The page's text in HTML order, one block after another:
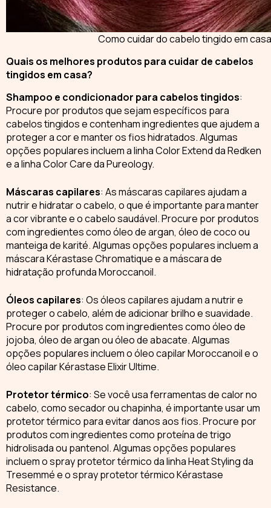
Como cuidar do cabelo tingido em
Quais os melhores produtos para cuidar de cabelos
tingidos em casa?
Shampoo e condicionador para cabelos tingidos:
Procure por produtos que sejam específicos para
cabelos tingidos e contenham ingredientes que ajudem a
proteger a cor e manter os fios hidratados. Algumas
opções populares incluem a linha Color Extend da Redken
e a linha Color Care da Pureology.
Máscaras capilares: As máscaras capilares ajudam a
nutrir e hidratar o cabelo, o que é importante para manter
a cor vibrante e o cabelo saudável. Procure por produtos
com ingredientes como óleo de argan, óleo de coco ou
manteiga de karité. Algumas opções populares incluem a
máscara Kérastase Chromatique e a máscara de
hidratação profunda Moroccanoil.
Óleos capilares: Os óleos capilares ajudam anutrir e
proteger o cabelo, além de adicionar brilho e suavidade.
Procure por produtos com ingredientes como óleo de
jojoba, óleo de argan ou óleo de abacate. Algumas
opções populares incluem o óleo capilar Moroccanoil e o
óleo capilar Kérastase Elixir Ultime.
Protetor térmico: Se você usa ferramentas de calor no
cabelo, como secador ou chapinha, é importante usar um
protetor térmico para evitar danos aos fios. Procure por
produtos com ingredientes como proteína de trigo
hidrolisada ou pantenol. Algumas opções populares
incluem o spray protetor térmico da linha Heat Styling da
Tresemmé e o spray protetor térmico Kérastase
Resistance.